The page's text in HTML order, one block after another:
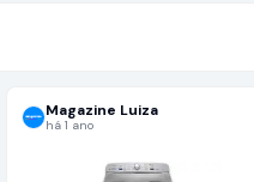
Magazine Luiza
há 1 ano